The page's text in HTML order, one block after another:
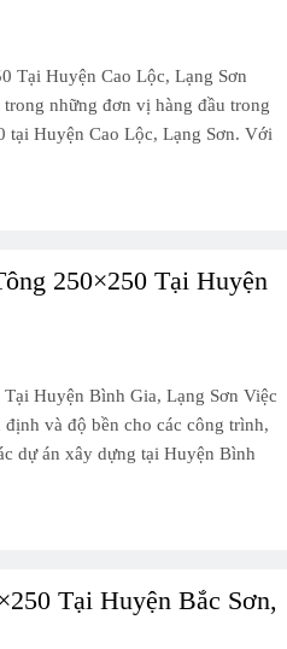
Tại Huyện Cao Lộc, Lạng Sơn
những đơn vị hàng đầu trong
tại Huyện Cao Lộc, Lạng Sơn. Với
250×250 Tại Huyện
Huyện Bình Gia, Lạng Sơn Việc
và độ bền cho các công trình,
dự án xây dựng tại Huyện Bình
Tại Huyện Bắc Sơn,